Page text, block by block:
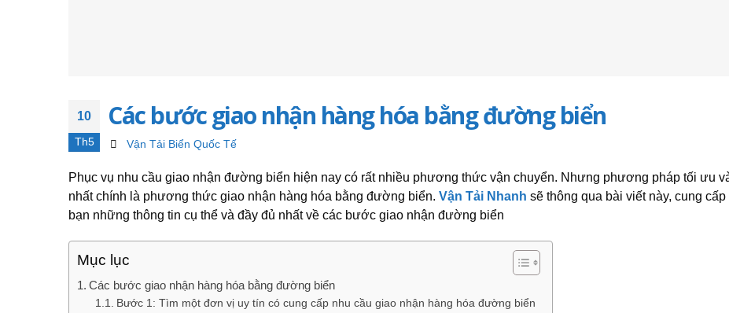
10
Th5
Các bước giao nhận hàng hóa bằng đường biển
Vận Tải Biển Quốc Tế
Phục vụ nhu cầu giao nhận đường biển hiện nay có rất nhiều phương thức vận chuyển. Nhưng phương pháp tối ưu
nhất chính là phương thức giao nhận hàng hóa bằng đường biển. Vận Tải Nhanh sẽ thông qua bài viết này, cung cấp
bạn những thông tin cụ thể và đầy đủ nhất về các bước giao nhận đường biển
Mục lục
Các bước giao nhận hàng hóa bằng đường biển
Bước 1: Tìm một đơn vị uy tín có cung cấp nhu cầu giao nhận hàng hóa đường biển